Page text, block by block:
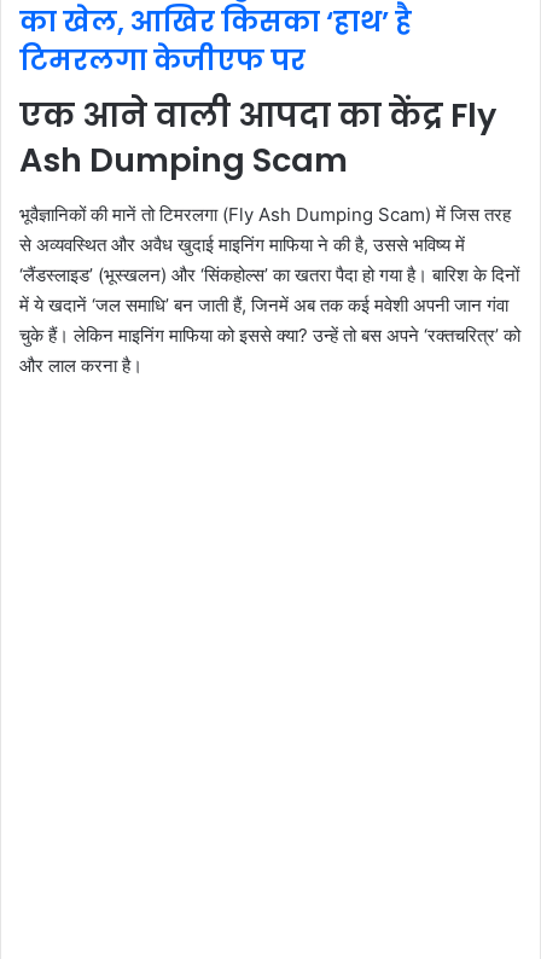
का खेल, आखिर किसका ‘हाथ’ है
टिमरलगा केजीएफ पर
एक आने वाली आपदा का केंद्र Fly
Ash Dumping Scam
भूवैज्ञानिकों की मानें तो टिमरलगा (Fly Ash Dumping Scam) में जिस तरह
से अव्यवस्थित और अवैध खुदाई माइनिंग माफिया ने की है, उससे भविष्य में
‘लैंडस्लाइड’ (भूस्खलन) और ‘सिंकहोल्स’ का खतरा पैदा हो गया है। बारिश के दिनों
में ये खदानें ‘जल समाधि’ बन जाती हैं, जिनमें अब तक कई मवेशी अपनी जान गंवा
चुके हैं। लेकिन माइनिंग माफिया को इससे क्या? उन्हें तो बस अपने ‘रक्तचरित्र’ को
और लाल करना है।